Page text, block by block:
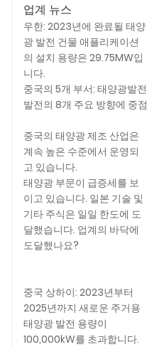
업계 뉴스
우한: 2023년에 완료될 태양
광 발전 건물 애플리케이션
의 설치 용량은 29.75MW입
니다.
중국의 5개 부서: 태양광발전
발전의 8개 주요 방향에 중점
중국의 태양광 제조 산업은
계속 높은 수준에서 운영되
고 있습니다.
태양광 부문이 급증세를 보
이고 있습니다. 일본 기술 및
기타 주식은 일일 한도에 도
달했습니다. 업계의 바닥에
도달했나요?
중국 상하이: 2023년부터
2025년까지 새로운 주거용
태양광 발전 용량이
100,000kW를 초과합니다.